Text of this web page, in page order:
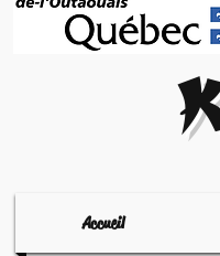
Accueil